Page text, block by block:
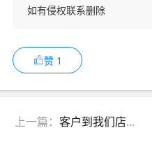
如有侵权联系删除
赞 1
上一篇： 客户到我们店里抵押台式高配电脑一台